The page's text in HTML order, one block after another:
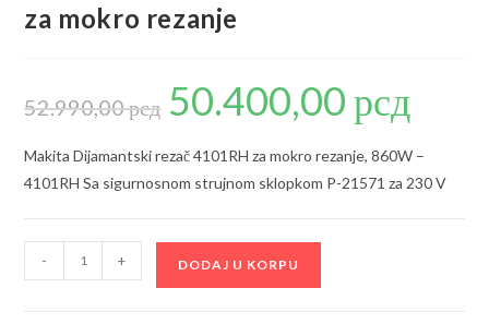
za mokro rezanje
52.990,00рсд
Originalna
cena
je
52.990,00 рсд.
50.400,00рсдje:
Makita Dijamantski rezač 4101RH za mokro rezanje, 860W –
4101RH Sa sigurnosnom strujnom sklopkom P-21571 za 230 V
4101RH
- + DODAJ U KORPU